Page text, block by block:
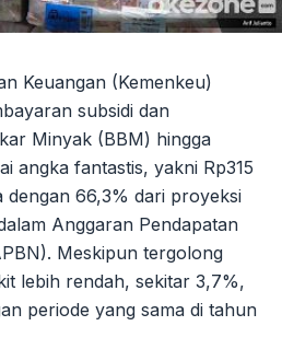
Keuangan (Kemenkeu)
subsidi dan
Minyak (BBM) hingga
angka fantastis, yakni Rp315
dengan 66,3% dari proyeksi
Anggaran Pendapatan
Meskipun tergolong
lebih rendah, sekitar 3,7%,
periode yang sama di tahun